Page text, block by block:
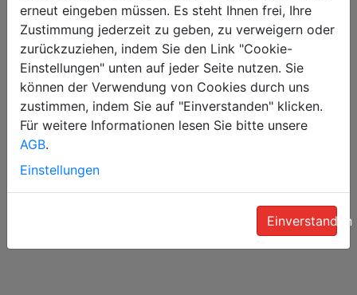
Am Erlengrund 1 , 21218 Seevetal (Hittfeld)
Newsletter abonnieren
Bleiben Sie mit unserem Newsletter immer auf
dem Laufenden!
Abonniere
n
erneut eingeben müssen. Es steht Ihnen frei, Ihre
Zustimmung jederzeit zu geben, zu verweigern oder
zurückzuziehen, indem Sie den Link "Cookie-
Einstellungen" unten auf jeder Seite nutzen. Sie
können der Verwendung von Cookies durch uns
zustimmen, indem Sie auf "Einverstanden" klicken.
Für weitere Informationen lesen Sie bitte unsere
AGB.
Einstellungen
Einverstanden